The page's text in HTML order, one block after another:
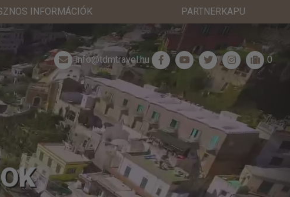
INFORMÁCIÓK PARTNERKAPU
info@tdmtravel.hu 0